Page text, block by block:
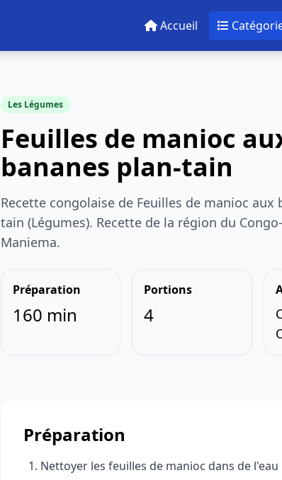
Accueil
Les Légumes
Feuilles de manioc
bananes plan-tain
Recette congolaise de Feuilles de manioc aux
tain (Légumes). Recette de la région du
Maniema.
Préparation
160 min
Portions
4
Préparation
Nettoyer les feuilles de manioc dans de l'eau